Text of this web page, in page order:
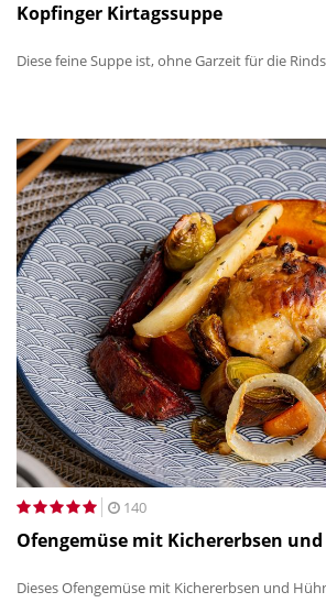
Kopfinger Kirtagssuppe
Diese feine Suppe ist, ohne Garzeit für die
140
Ofengemüse mit Kichererbsen
Dieses Ofengemüse mit Kichererbsen und